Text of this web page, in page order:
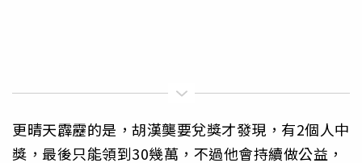
更晴天霹靂的是，胡漢龑要兌獎才發現，有2個人中
獎，最後只能領到30幾萬，不過他會持續做公益，